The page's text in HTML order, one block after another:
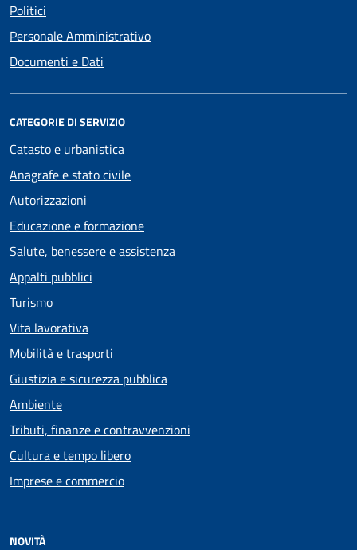
Politici
Personale Amministrativo
Documenti e Dati
CATEGORIE DI SERVIZIO
Catasto e urbanistica
Anagrafe e stato civile
Autorizzazioni
Educazione e formazione
Salute, benessere e assistenza
Appalti pubblici
Turismo
Vita lavorativa
Mobilità e trasporti
Giustizia e sicurezza pubblica
Ambiente
Tributi, finanze e contravvenzioni
Cultura e tempo libero
Imprese e commercio
NOVITÀ